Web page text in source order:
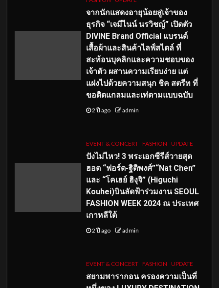
จากนักแสดงอายุน้อยสู่เจ้าของ
ธุรกิจ “เจมีไนน์ นรวิชญ์” เปิดตัว
DIVINE Brand Official แบรนด์
เสื้อผ้าและสินค้าไลฟ์สไตล์ ที่
สะท้อนบุคลิกและความชอบของ
เจ้าตัว ผสานความเรียบง่าย แต่
แฝงไปด้วยความสนุก ชิค สตรีท ที่
ขอติดแกลมและเท่ตามแบบฉบับ
2 ปี ago admin
EVENT & CONCERT FASHION UPDATE
ปังไม่ไหว! 3 พระเอกซีรีส์วายสุด
ฮอต “ฟอร์ด-ฐิติพงศ์”“Nat Chen”
และ “โคเฮย์ ฮิงุจิ” (Higuchi
Kouhei)บินลัดฟ้าร่วมงาน SEOUL
FASHION WEEK 2024 ณ ประเทศ
เกาหลีใต้
2 ปี ago admin
EVENT & CONCERT FASHION UPDATE
สยามพารากอน ครองความเป็นที่